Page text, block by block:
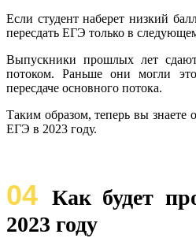
Если студент наберет низкий
пересдать ЕГЭ только в
Выпускники прошлых лет
потоком. Раньше они могли
пересдаче основного потока.
Таким образом, теперь вы знаете
ЕГЭ в 2023 году.
04 Как будет
2023 году